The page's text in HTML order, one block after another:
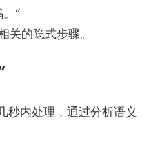
”
关的隐式步骤。
秒内处理，通过分析语义